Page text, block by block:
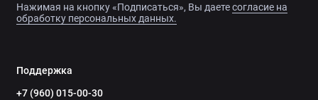
Нажимая на кнопку «Подписаться», Вы даетесогласие на
обработку персональных данных.
Поддержка
+7 (960) 015-00-30